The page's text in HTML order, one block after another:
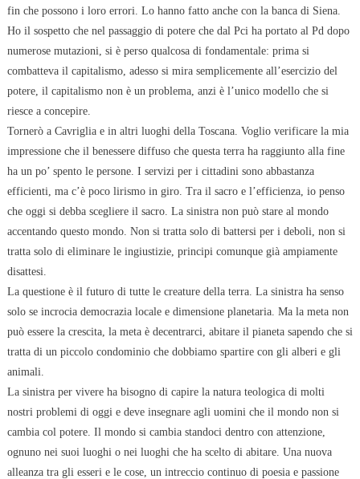
fin che possono i loro errori. Lo hanno fatto anche con la banca di Siena.
Ho il sospetto che nel passaggio di potere che dal Pci ha portato al Pd dopo
numerose mutazioni, si è perso qualcosa di fondamentale: prima si
combatteva il capitalismo, adesso si mira semplicemente all’esercizio del
potere, il capitalismo non è un problema, anzi è l’unico modello che si
riesce a concepire.
Tornerò a Cavriglia e in altri luoghi della Toscana. Voglio verificare la mia
impressione che il benessere diffuso che questa terra ha raggiunto alla fine
ha un po’ spento le persone. I servizi per i cittadini sono abbastanza
efficienti, ma c’è poco lirismo in giro. Tra il sacro e l’efficienza, io penso
che oggi si debba scegliere il sacro. La sinistra non può stare al mondo
accentando questo mondo. Non si tratta solo di battersi per i deboli, non si
tratta solo di eliminare le ingiustizie, principi comunque già ampiamente
disattesi.
La questione è il futuro di tutte le creature della terra. La sinistra ha senso
solo se incrocia democrazia locale e dimensione planetaria. Ma la meta non
può essere la crescita, la meta è decentrarci, abitare il pianeta sapendo che si
tratta di un piccolo condominio che dobbiamo spartire con gli alberi e gli
animali.
La sinistra per vivere ha bisogno di capire la natura teologica di molti
nostri problemi di oggi e deve insegnare agli uomini che il mondo non si
cambia col potere. Il mondo si cambia standoci dentro con attenzione,
ognuno nei suoi luoghi o nei luoghi che ha scelto di abitare. Una nuova
alleanza tra gli esseri e le cose, un intreccio continuo di poesia e passione